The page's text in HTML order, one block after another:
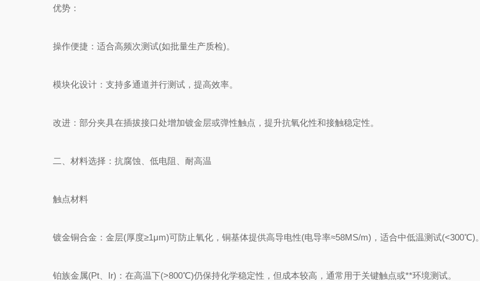
优势：
操作便捷：适合高频次测试(如批量生产质检)。
模块化设计：支持多通道并行测试，提高效率。
改进：部分夹具在插拔接口处增加镀金层或弹性触点，提升抗氧化性和接触稳定性。
二、材料选择：抗腐蚀、低电阻、耐高温
触点材料
镀金铜合金：金层(厚度≥1μm)可防止氧化，铜基体提供高导电性(电导率≈58MS/m)，适合中低温测试(<300℃)。
铂族金属(Pt、Ir)：在高温下(>800℃)仍保持化学稳定性，但成本较高，通常用于关键触点或**环境测试。